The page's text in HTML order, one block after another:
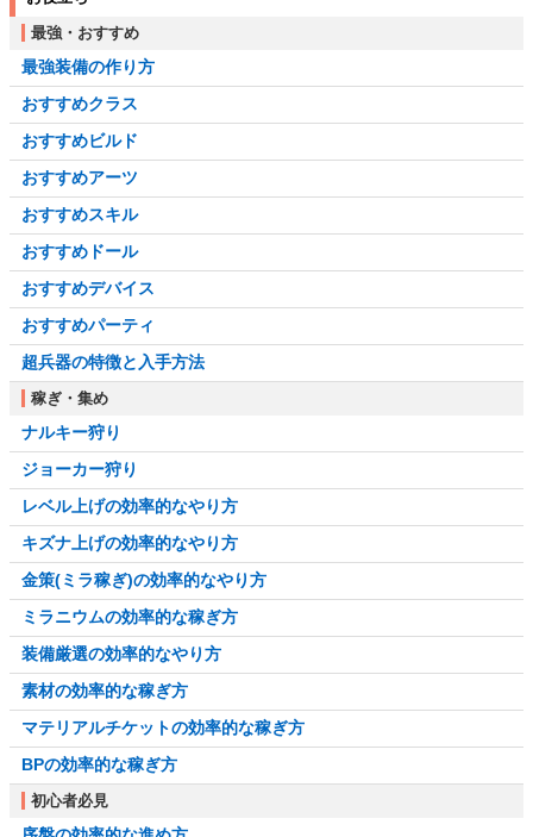
最強・おすすめ
最強装備の作り方
おすすめクラス
おすすめビルド
おすすめアーツ
おすすめスキル
おすすめドール
おすすめデバイス
おすすめパーティ
超兵器の特徴と入手方法
稼ぎ・集め
ナルキー狩り
ジョーカー狩り
レベル上げの効率的なやり方
キズナ上げの効率的なやり方
金策(ミラ稼ぎ)の効率的なやり方
ミラニウムの効率的な稼ぎ方
装備厳選の効率的なやり方
素材の効率的な稼ぎ方
マテリアルチケットの効率的な稼ぎ方
BPの効率的な稼ぎ方
初心者必見